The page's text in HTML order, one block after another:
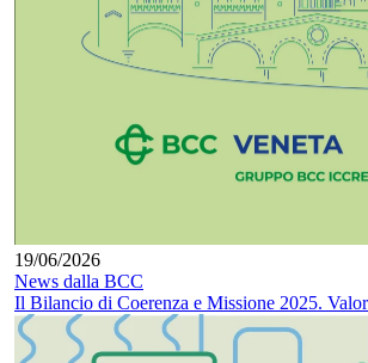
19/06/2026
News dalla BCC
Il Bilancio di Coerenza e Missione 2025.